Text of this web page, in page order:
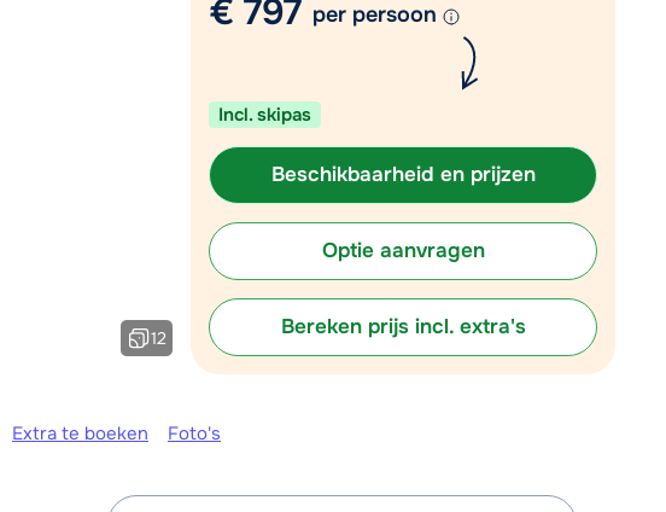
Plan een terugbelverzoek
Chat met wintersportspecialist
Bel ons via 03 3037838
12
€ 797 per persoon
Incl. skipas
Beschikbaarheid en prijzen
Optie aanvragen
Bereken prijs incl. extra's
Extra te boeken Foto's